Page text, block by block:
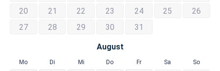
20
21 22 23 24 25
26
27
28 29 30 31
August
Mo Di Mi Do Fr Sa So